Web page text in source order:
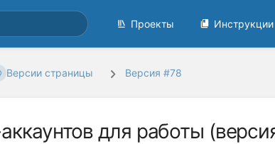
Проекты Инструкции
Версии страницы Версия #78
для работы